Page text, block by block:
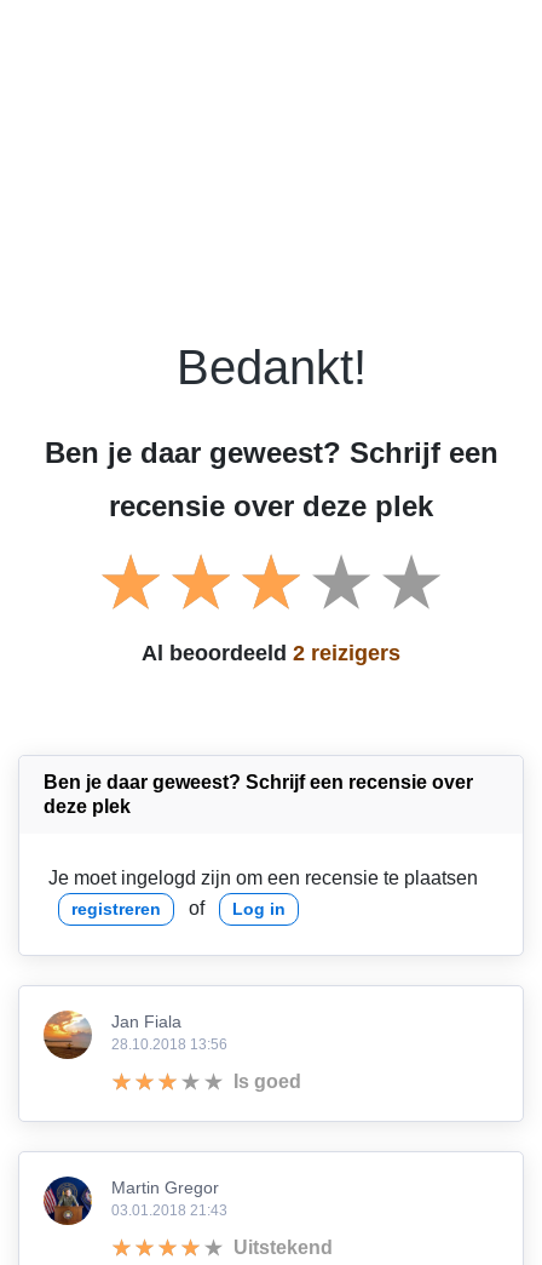
Bedankt!
Ben je daar geweest? Schrijf een
recensie over deze plek
Al beoordeeld 2 reizigers
Ben je daar geweest? Schrijf een recensie over
deze plek
Je moet ingelogd zijn om een recensie te plaatsen
registreren of Log in
Jan Fiala
28.10.2018 13:56
Is goed
Martin Gregor
03.01.2018 21:43
Uitstekend